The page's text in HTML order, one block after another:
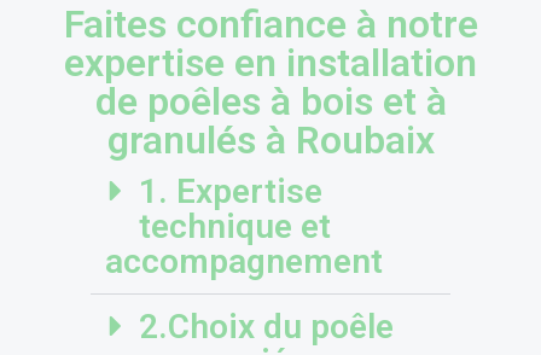
Faites confiance à notre
expertise en installation
de poêles à bois et à
granulés à Roubaix
1. Expertise
technique et
accompagnement
2.Choix du poêle